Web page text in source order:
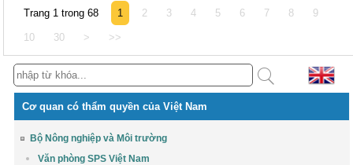
Trang 1 trong 68 1 2 3 4 5 6 7 8 9
10 30 > >>
Cơ quan có thẩm quyền của Việt Nam
Bộ Nông nghiệp và Môi trường
Văn phòng SPS Việt Nam